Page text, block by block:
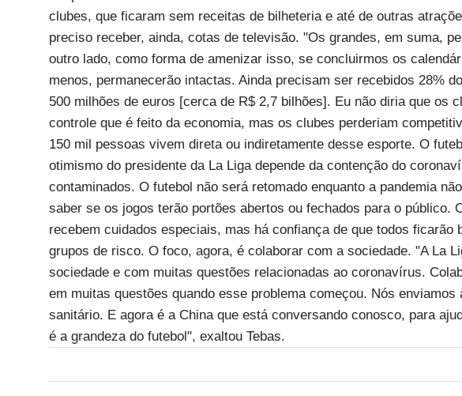
clubes, que ficaram sem receitas de bilheteria e até de outras
preciso receber, ainda, cotas de televisão. "Os grandes, em suma,
outro lado, como forma de amenizar isso, se concluirmos os
menos, permanecerão intactas. Ainda precisam ser recebidos 28%
500 milhões de euros [cerca de R$ 2,7 bilhões]. Eu não diria que os
controle que é feito da economia, mas os clubes perderiam
150 mil pessoas vivem direta ou indiretamente desse esporte. O
otimismo do presidente da La Liga depende da contenção do
contaminados. O futebol não será retomado enquanto a pandemia
saber se os jogos terão portões abertos ou fechados para o público.
recebem cuidados especiais, mas há confiança de que todos ficarão
grupos de risco. O foco, agora, é colaborar com a sociedade. "A La
sociedade e com muitas questões relacionadas ao coronavírus.
em muitas questões quando esse problema começou. Nós
sanitário. E agora é a China que está conversando conosco, para
é a grandeza do futebol", exaltou Tebas.